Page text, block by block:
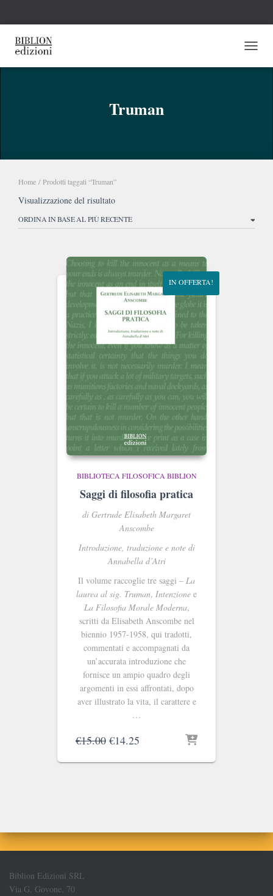
Truman
Home / Prodotti taggati “Truman”
Visualizzazione del risultato
IN OFFERTA!
BIBLIOTECA FILOSOFICA BIBLION
Saggi di filosofia pratica
di Gertrude Elisabeth Margaret
Anscombe
Introduzione, traduzione e note di
Annabella d’Atri
Il volume raccoglie tre saggi – La
laurea al sig. Truman, Intenzione e
La Filosofia Morale Moderna,
scritti da Elisabeth Anscombe nel
biennio 1957-1958, qui tradotti,
commentati e accompagnati da
un’accurata introduzione che
fornisce un ampio quadro degli
argomenti in essi affrontati, dopo
aver illustrato la vita, il carattere e
…
€15.00 Il
originale
€14.25
attuale
Biblion Edizioni SRL
Via G. Govone, 70